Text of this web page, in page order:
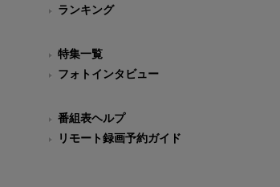
ランキング
特集一覧
フォトインタビュー
番組表ヘルプ
リモート録画予約ガイド